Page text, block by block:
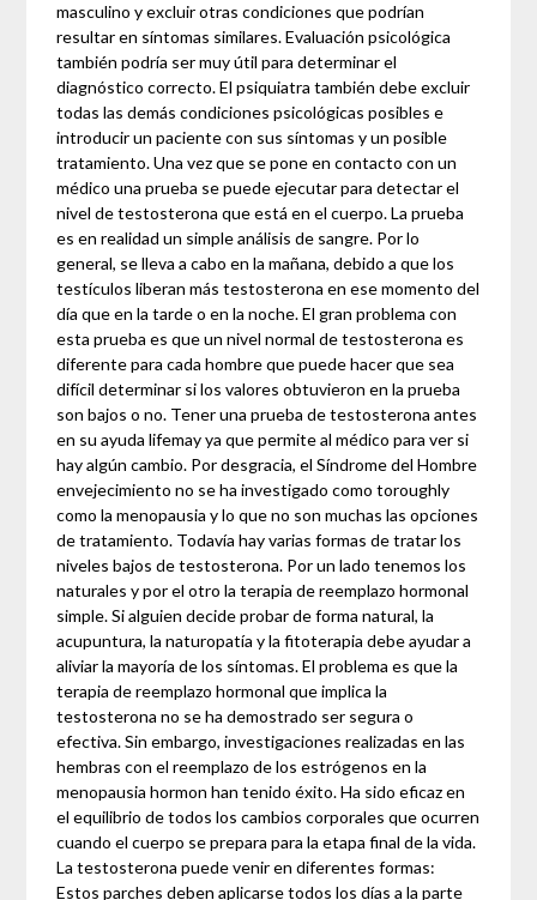
masculino y excluir otras condiciones que podrían
resultar en síntomas similares. Evaluación psicológica
también podría ser muy útil para determinar el
diagnóstico correcto. El psiquiatra también debe excluir
todas las demás condiciones psicológicas posibles e
introducir un paciente con sus síntomas y un posible
tratamiento. Una vez que se pone en contacto con un
médico una prueba se puede ejecutar para detectar el
nivel de testosterona que está en el cuerpo. La prueba
es en realidad un simple análisis de sangre. Por lo
general, se lleva a cabo en la mañana, debido a que los
testículos liberan más testosterona en ese momento del
día que en la tarde o en la noche. El gran problema con
esta prueba es que un nivel normal de testosterona es
diferente para cada hombre que puede hacer que sea
difícil determinar si los valores obtuvieron en la prueba
son bajos o no. Tener una prueba de testosterona antes
en su ayuda lifemay ya que permite al médico para ver si
hay algún cambio. Por desgracia, el Síndrome del Hombre
envejecimiento no se ha investigado como toroughly
como la menopausia y lo que no son muchas las opciones
de tratamiento. Todavía hay varias formas de tratar los
niveles bajos de testosterona. Por un lado tenemos los
naturales y por el otro la terapia de reemplazo hormonal
simple. Si alguien decide probar de forma natural, la
acupuntura, la naturopatía y la fitoterapia debe ayudar a
aliviar la mayoría de los síntomas. El problema es que la
terapia de reemplazo hormonal que implica la
testosterona no se ha demostrado ser segura o
efectiva. Sin embargo, investigaciones realizadas en las
hembras con el reemplazo de los estrógenos en la
menopausia hormon han tenido éxito. Ha sido eficaz en
el equilibrio de todos los cambios corporales que ocurren
cuando el cuerpo se prepara para la etapa final de la vida.
La testosterona puede venir en diferentes formas:
Estos parches deben aplicarse todos los días a la parte